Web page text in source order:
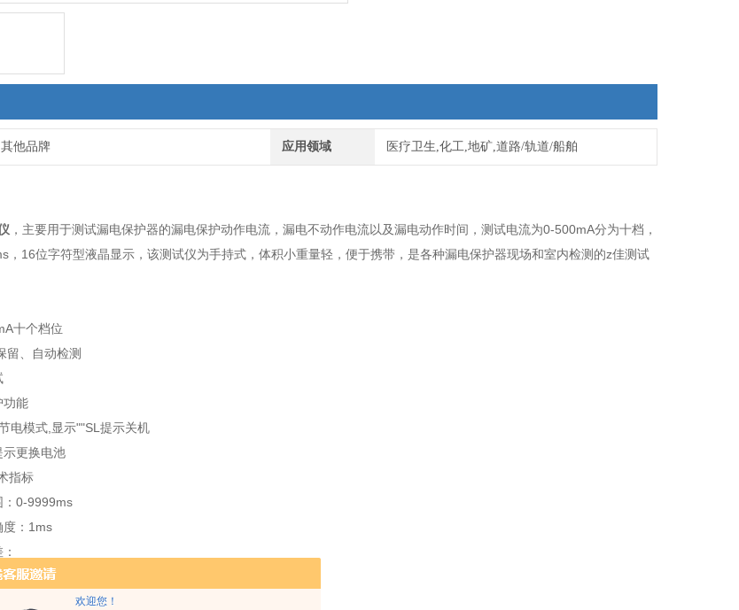
欢迎您！
其他品牌 应用领域 医疗卫生,化工,地矿,道路/轨道/船舶
，主要用于测试漏电保护器的漏电保护动作电流，漏电不动作电流以及漏电动作时间，测试电流为0-500mA分为十档，
，16位字符型液晶显示，该测试仪为手持式，体积小重量轻，便于携带，是各种漏电保护器现场和室内检测的z佳测试
十个档位
留、自动检测
功能
电模式,显示""SL提示关机
更换电池
指标
：0-9999ms
度：1ms
、75mA 准确度≤0.1mA
、250mA、300mA、500mA挡 准确度≤1mA